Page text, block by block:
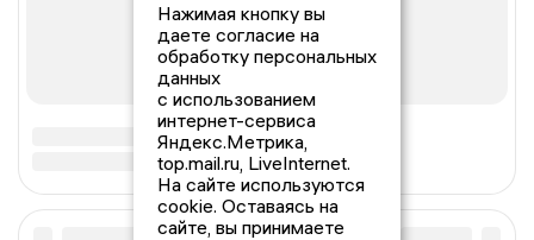
Нажимая кнопку вы
даете согласие на
обработку персональных
данных
с использованием
интернет-сервиса
Яндекс.Метрика,
top.mail.ru, LiveInternet.
На сайте используются
cookie. Оставаясь на
сайте, вы принимаете